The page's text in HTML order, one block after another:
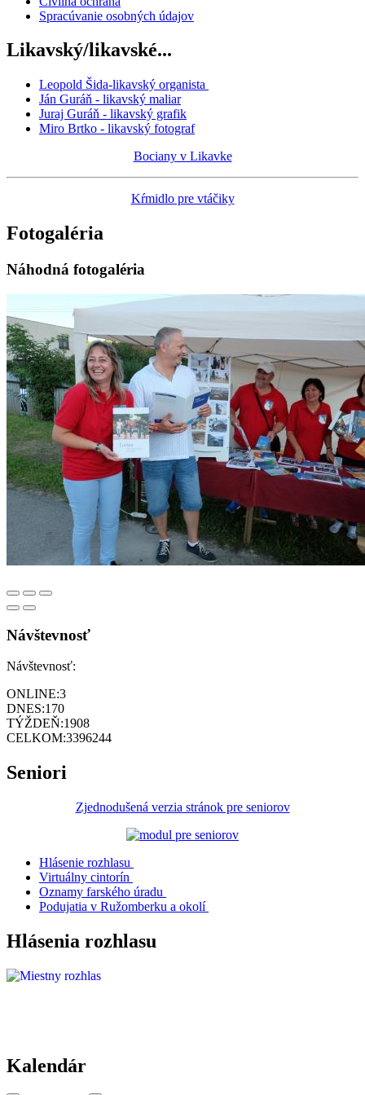
Spracúvanie osobných údajov
Likavský/likavské...
Leopold Šida-likavský organista
Ján Guráň - likavský maliar
Juraj Guráň - likavský grafik
Miro Brtko - likavský fotograf
Bociany v Likavke
Kŕmidlo pre vtáčiky
Fotogaléria
Náhodná fotogaléria
Návštevnosť
Návštevnosť:
ONLINE:3
DNES:170
TÝŽDEŇ:1908
CELKOM:3396244
Seniori
Zjednodušená verzia stránok pre seniorov
Hlásenie rozhlasu
Virtuálny cintorín
Oznamy farského úradu
Podujatia v Ružomberku a okolí
Hlásenia rozhlasu
Kalendár